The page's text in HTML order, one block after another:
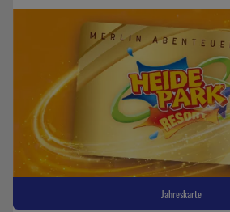
Jahreskarte